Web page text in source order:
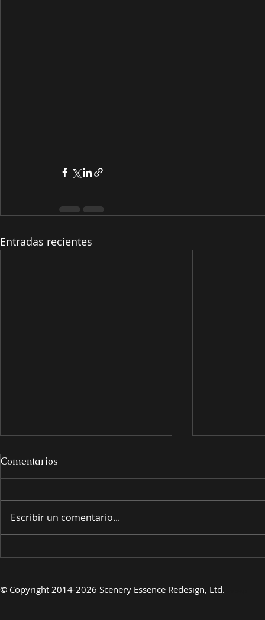
Entradas recientes
PRESENTANDO
Comentarios
Escribir un comentario...
© Copyright 2014-2026 Scenery Essence Redesign, Ltd.